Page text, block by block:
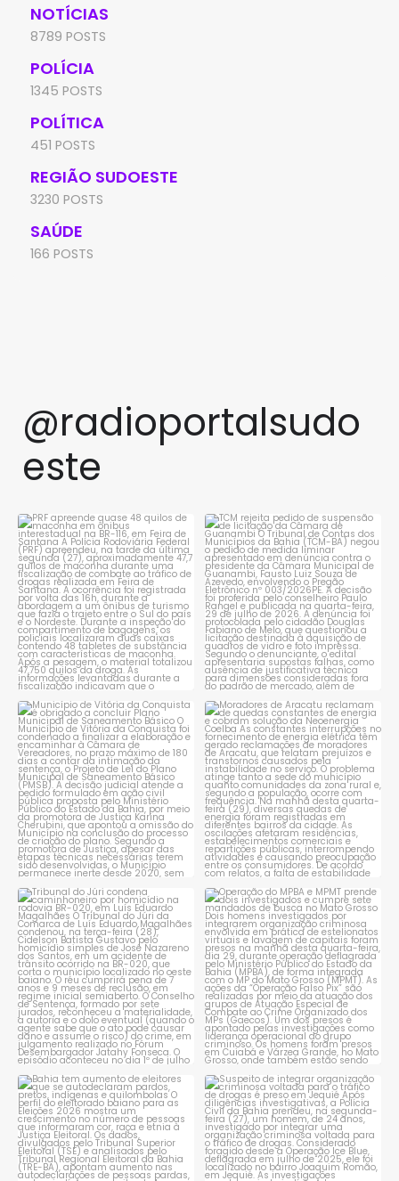
NOTÍCIAS
8789 POSTS
POLÍCIA
1345 POSTS
POLÍTICA
451 POSTS
REGIÃO SUDOESTE
3230 POSTS
SAÚDE
166 POSTS
@radioportalsudo
este
PRF apreende quase 48 quilos
de maconha em ônibus...
1 0
TCM rejeita pedido de
suspensão de licitação da...
1 0
Município de Vitória da
Conquista é obrigado a...
1 0
Moradores de Aracatu
reclamam de quedas
constantes ...
1 0
Tribunal do Júri condena
caminhoneiro por...
1 0
Operação do MPBA e MPMT
prende dois investigados e...
1 0
Bahia tem aumento de eleitores
que se autodeclaram...
1 0
Suspeito de integrar
organização criminosa
voltada...
1 0